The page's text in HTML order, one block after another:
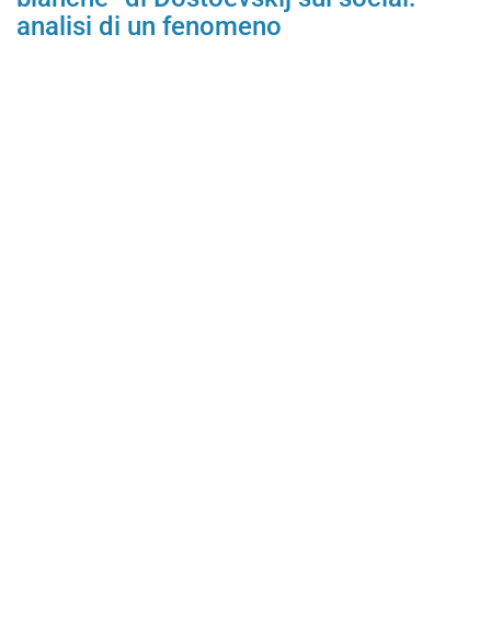
analisi di un fenomeno